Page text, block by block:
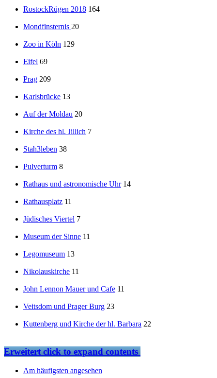
RostockRügen 2018 164
Mondfinsternis 20
Zoo in Köln 129
Eifel 69
Prag 209
Karlsbrücke 13
Auf der Moldau 20
Kirche des hl. Jillich 7
Stah3leben 38
Pulverturm 8
Rathaus und astronomische Uhr 14
Rathausplatz 11
Jüdisches Viertel 7
Museum der Sinne 11
Legomuseum 13
Nikolauskirche 11
John Lennon Mauer und Cafe 11
Veitsdom und Prager Burg 23
Kuttenberg und Kirche der hl. Barbara 22
Erweitertclick to expand contents
Am häufigsten angesehen